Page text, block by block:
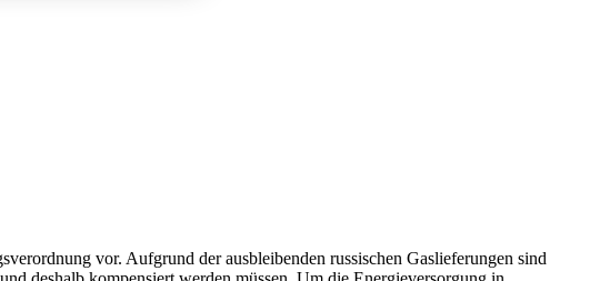
vor. Aufgrund der ausbleibenden russischen Gaslieferungen sind